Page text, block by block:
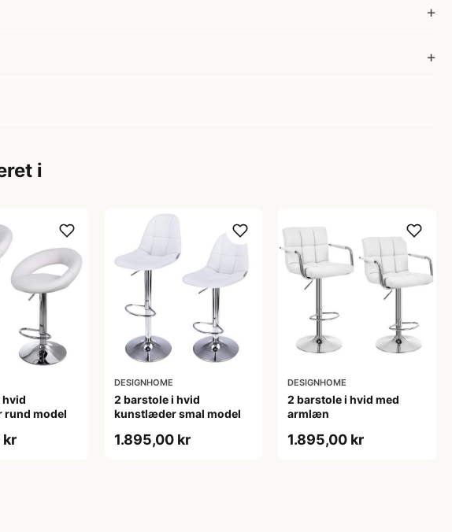
i
hvid
model
kr
DESIGNHOME
2 barstole i hvid
kunstlæder smal model
1.895,00 kr
DESIGNHOME
2 barstole i hvid med
armlæn
1.895,00 kr